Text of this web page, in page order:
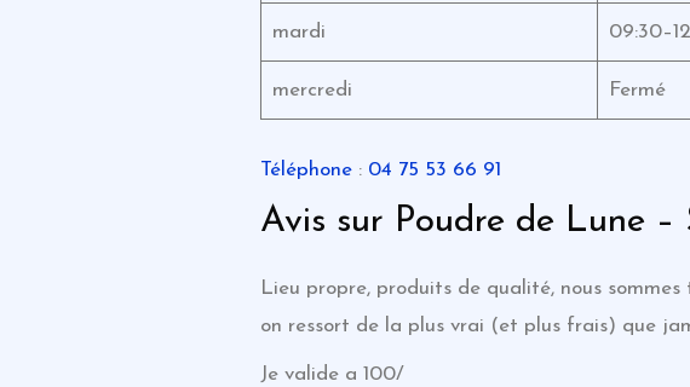
mardi
mercredi Fermé
Téléphone : 04 75 53 66 91
Avis sur Poudre de Lune –
Lieu propre, produits de qualité, nous
on ressort de la plus vrai (et plus frais) que
Je valide a 100/